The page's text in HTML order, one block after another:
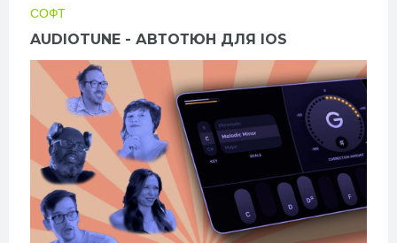
СОФТ
AUDIOTUNE - АВТОТЮН ДЛЯ IOS